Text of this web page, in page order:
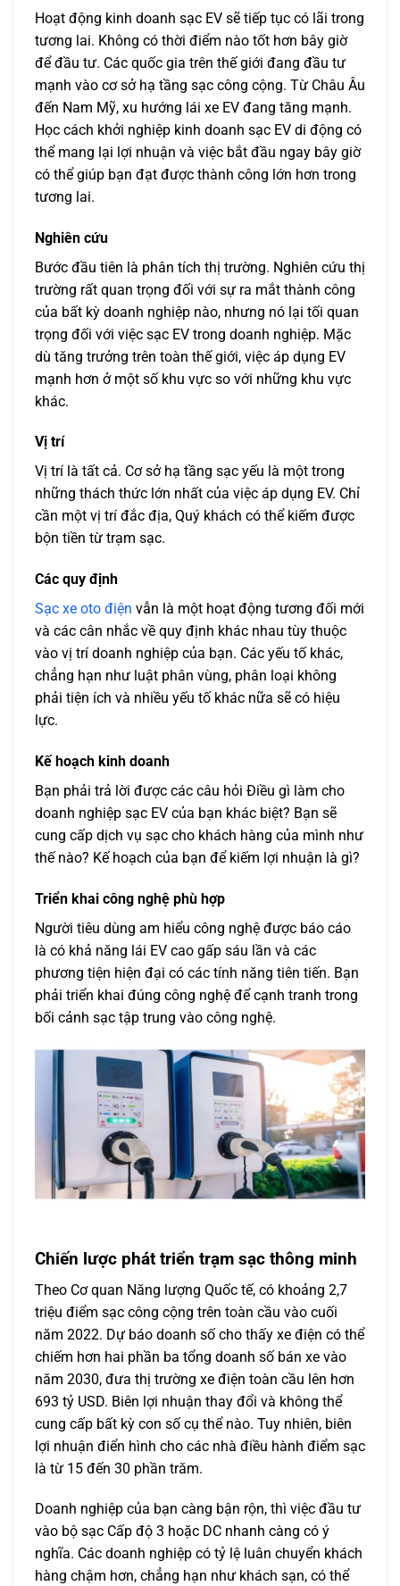
Hoạt động kinh doanh sạc EV sẽ tiếp tục có lãi trong
tương lai. Không có thời điểm nào tốt hơn bây giờ
để đầu tư. Các quốc gia trên thế giới đang đầu tư
mạnh vào cơ sở hạ tầng sạc công cộng. Từ Châu Âu
đến Nam Mỹ, xu hướng lái xe EV đang tăng mạnh.
Học cách khởi nghiệp kinh doanh sạc EV di động có
thể mang lại lợi nhuận và việc bắt đầu ngay bây giờ
có thể giúp bạn đạt được thành công lớn hơn trong
tương lai.
Nghiên cứu
Bước đầu tiên là phân tích thị trường. Nghiên cứu thị
trường rất quan trọng đối với sự ra mắt thành công
của bất kỳ doanh nghiệp nào, nhưng nó lại tối quan
trọng đối với việc sạc EV trong doanh nghiệp. Mặc
dù tăng trưởng trên toàn thế giới, việc áp dụng EV
mạnh hơn ở một số khu vực so với những khu vực
khác.
Vị trí
Vị trí là tất cả. Cơ sở hạ tầng sạc yếu là một trong
những thách thức lớn nhất của việc áp dụng EV. Chỉ
cần một vị trí đắc địa, Quý khách có thể kiếm được
bộn tiền từ trạm sạc.
Các quy định
Sạc xe oto điện vẫn là một hoạt động tương đối mới
và các cân nhắc về quy định khác nhau tùy thuộc
vào vị trí doanh nghiệp của bạn. Các yếu tố khác,
chẳng hạn như luật phân vùng, phân loại không
phải tiện ích và nhiều yếu tố khác nữa sẽ có hiệu
lực.
Kế hoạch kinh doanh
Bạn phải trả lời được các câu hỏi Điều gì làm cho
doanh nghiệp sạc EV của bạn khác biệt? Bạn sẽ
cung cấp dịch vụ sạc cho khách hàng của mình như
thế nào? Kế hoạch của bạn để kiếm lợi nhuận là gì?
Triển khai công nghệ phù hợp
Người tiêu dùng am hiểu công nghệ được báo cáo
là có khả năng lái EV cao gấp sáu lần và các
phương tiện hiện đại có các tính năng tiên tiến. Bạn
phải triển khai đúng công nghệ để cạnh tranh trong
bối cảnh sạc tập trung vào công nghệ.
Chiến lược phát triển trạm sạc thông minh
Theo Cơ quan Năng lượng Quốc tế, có khoảng 2,7
triệu điểm sạc công cộng trên toàn cầu vào cuối
năm 2022. Dự báo doanh số cho thấy xe điện có thể
chiếm hơn hai phần ba tổng doanh số bán xe vào
năm 2030, đưa thị trường xe điện toàn cầu lên hơn
693 tỷ USD. Biên lợi nhuận thay đổi và không thể
cung cấp bất kỳ con số cụ thể nào. Tuy nhiên, biên
lợi nhuận điển hình cho các nhà điều hành điểm sạc
là từ 15 đến 30 phần trăm.
Doanh nghiệp của bạn càng bận rộn, thì việc đầu tư
vào bộ sạc Cấp độ 3 hoặc DC nhanh càng có ý
nghĩa. Các doanh nghiệp có tỷ lệ luân chuyển khách
hàng chậm hơn, chẳng hạn như khách sạn, có thể